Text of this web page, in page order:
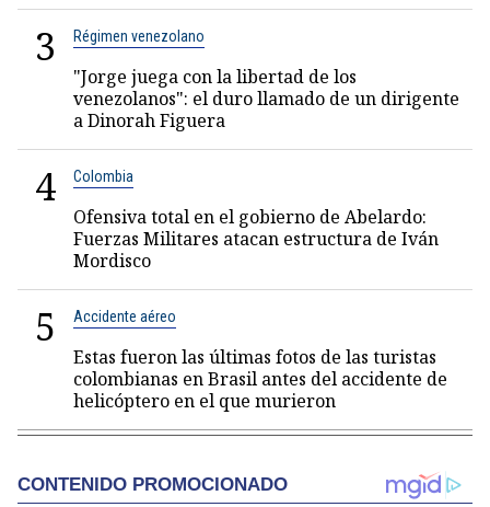
3 Régimen venezolano
"Jorge juega con la libertad de los
venezolanos": el duro llamado de un dirigente
a Dinorah Figuera
4 Colombia
Ofensiva total en el gobierno de Abelardo:
Fuerzas Militares atacan estructura de Iván
Mordisco
5 Accidente aéreo
Estas fueron las últimas fotos de las turistas
colombianas en Brasil antes del accidente de
helicóptero en el que murieron